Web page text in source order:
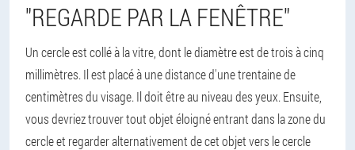
"REGARDE PAR LA FENÊTRE"
Un cercle est collé à la vitre, dont le diamètre est de trois à cinq
millimètres. Il est placé à une distance d'une trentaine de
centimètres du visage. Il doit être au niveau des yeux. Ensuite,
vous devriez trouver tout objet éloigné entrant dans la zone du
cercle et regarder alternativement de cet objet vers le cercle